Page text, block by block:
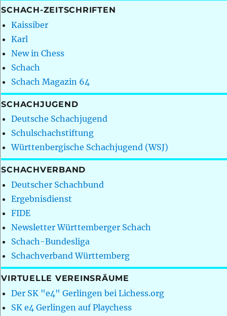
SCHACH-ZEITSCHRIFTEN
Kaissiber
Karl
New in Chess
Schach
Schach Magazin 64
SCHACHJUGEND
Deutsche Schachjugend
Schulschachstiftung
Württenbergische Schachjugend (WSJ)
SCHACHVERBAND
Deutscher Schachbund
Ergebnisdienst
FIDE
Newsletter Württemberger Schach
Schach-Bundesliga
Schachverband Württemberg
VIRTUELLE VEREINSRÄUME
Der SK "e4" Gerlingen bei Lichess.org
SK e4 Gerlingen auf Playchess